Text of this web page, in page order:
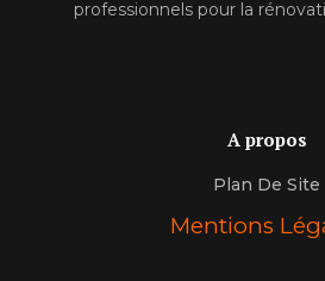
professionnels pour la
A propos
Plan De Site
Mentions